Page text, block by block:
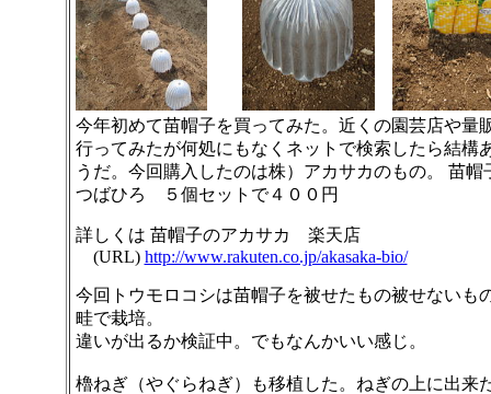
今年初めて苗帽子を買ってみた。近くの園芸店や量
行ってみたが何処にもなくネットで検索したら結構
うだ。今回購入したのは株）アカサカのもの。 苗帽
つばひろ ５個セットで４００円
詳しくは 苗帽子のアカサカ 楽天店
(URL) http://www.rakuten.co.jp/akasaka-bio/
今回トウモロコシは苗帽子を被せたもの被せないも
畦で栽培。
違いが出るか検証中。でもなんかいい感じ。
櫓ねぎ（やぐらねぎ）も移植した。ねぎの上に出来